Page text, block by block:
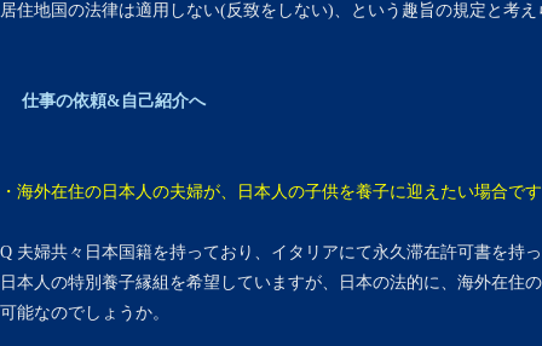
居住地国の法律は適用しない(反致をしない)、という趣旨の規定と考
仕事の依頼&自己紹介へ
・海外在住の日本人の夫婦が、日本人の子供を養子に迎えたい場合です
Q 夫婦共々日本国籍を持っており、イタリアにて永久滞在許可書を持
日本人の特別養子縁組を希望していますが、日本の法的に、海外在住
可能なのでしょうか。